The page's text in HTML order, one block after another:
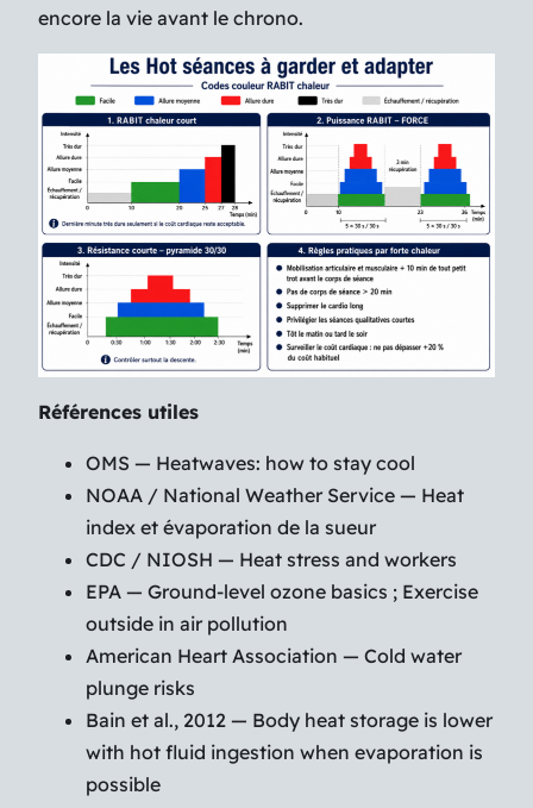
encore la vie avant le chrono.
Références utiles
OMS — Heatwaves: how to stay cool
NOAA / National Weather Service — Heat
index et évaporation de la sueur
CDC / NIOSH — Heat stress and workers
EPA — Ground-level ozone basics ; Exercise
outside in air pollution
American Heart Association — Cold water
plunge risks
Bain et al., 2012 — Body heat storage is lower
with hot fluid ingestion when evaporation is
possible